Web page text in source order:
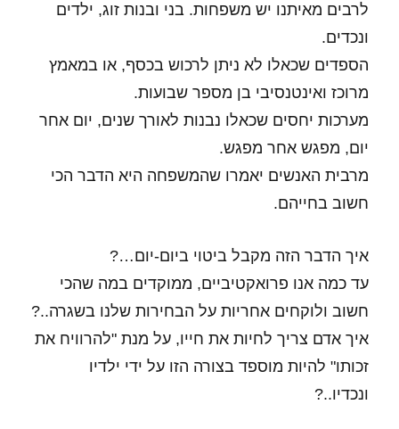
לרבים מאיתנו יש משפחות. בני ובנות זוג, ילדים
ונכדים.
הספדים שכאלו לא ניתן לרכוש בכסף, או במאמץ
מרוכז ואינטנסיבי בן מספר שבועות.
מערכות יחסים שכאלו נבנות לאורך שנים, יום אחר
יום, מפגש אחר מפגש.
מרבית האנשים יאמרו שהמשפחה היא הדבר הכי
חשוב בחייהם.
איך הדבר הזה מקבל ביטוי ביום-יום…?
עד כמה אנו פרואקטיביים, ממוקדים במה שהכי
חשוב ולוקחים אחריות על הבחירות שלנו בשגרה..?
איך אדם צריך לחיות את חייו, על מנת "להרוויח את
זכותו" להיות מוספד בצורה הזו על ידי ילדיו
ונכדיו..?